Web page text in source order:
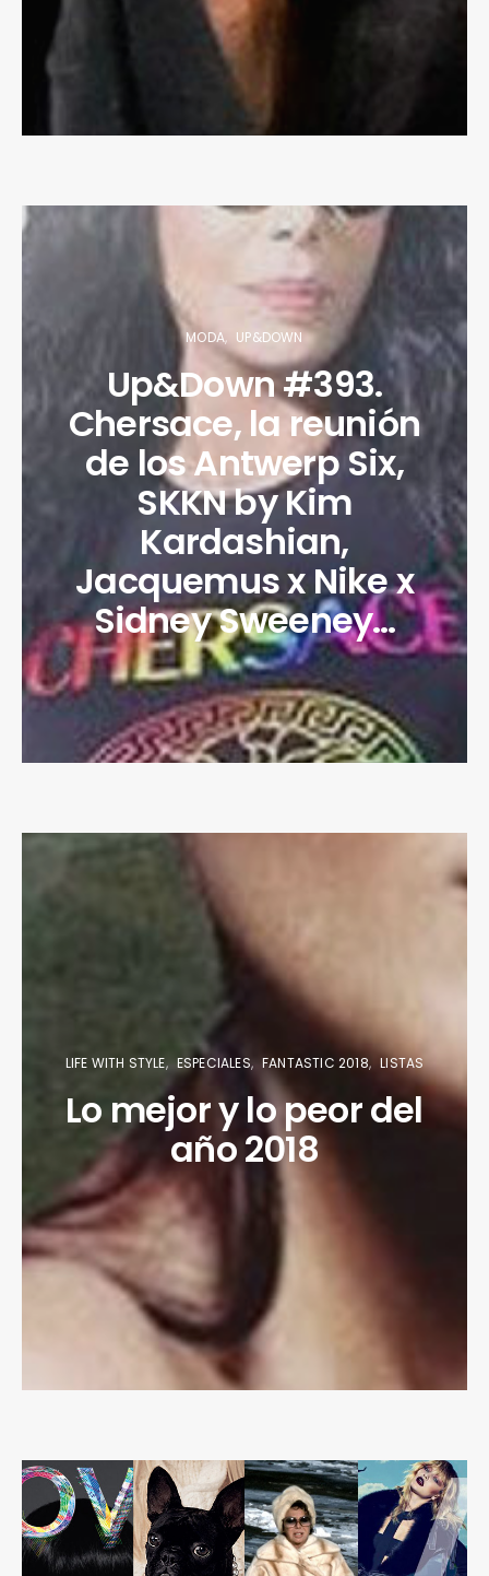
MODA UP&DOWN
Up&Down #393.
Chersace, la reunión
de los Antwerp Six,
SKKN by Kim
Kardashian,
Jacquemus x Nike x
Sidney Sweeney…
LIFE WITH STYLE ESPECIALES FANTASTIC 2018 LISTAS
Lo mejor y lo peor del
año 2018